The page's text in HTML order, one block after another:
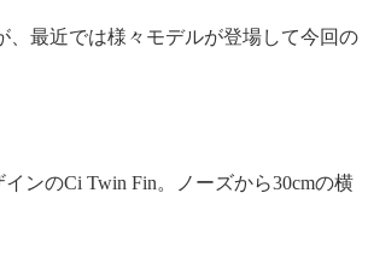
最近では様々モデルが登場して今回の
ンのCi Twin Fin。
ノーズから30cmの横